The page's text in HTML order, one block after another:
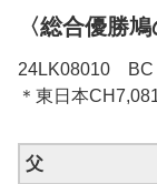
〈総合優勝
24LK08010 BC
＊東日本
父